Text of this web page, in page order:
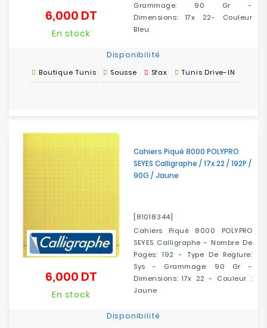
Loisirs
Grammage: 90 Gr -
Dimensions: 17x 22- Couleur
Bleu
6,000 DT
En stock
Disponibilité
Boutique Tunis Sousse Sfax Tunis Drive-IN
Cahiers Piqué 8000 POLYPRO
SEYES Calligraphe / 17x 22 / 192P /
90G / Jaune
[81018344]
Cahiers Piqué 8000 POLYPRO
SEYES Calligraphe - Nombre De
Pages: 192 - Type De Reglure:
Sys - Grammage: 90 Gr -
Dimensions: 17x 22 - Couleur :
Jaune
6,000 DT
En stock
Disponibilité